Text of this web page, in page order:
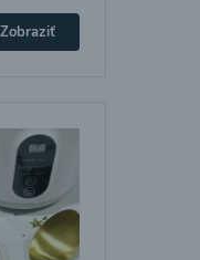
Zobraziť